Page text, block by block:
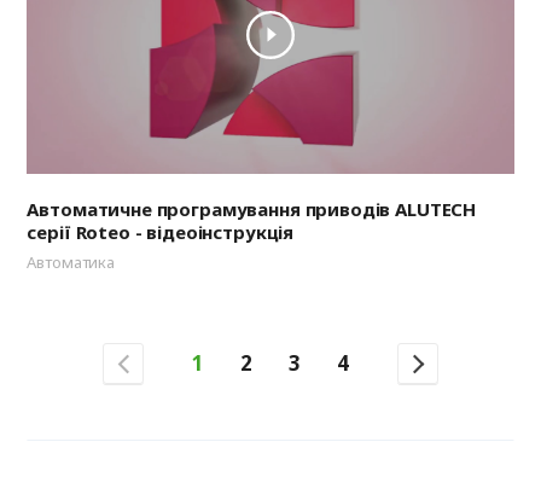
Автоматичне програмування приводів ALUTECH
серії Roteo - відеоінструкція
Автоматика
1 2 3 4